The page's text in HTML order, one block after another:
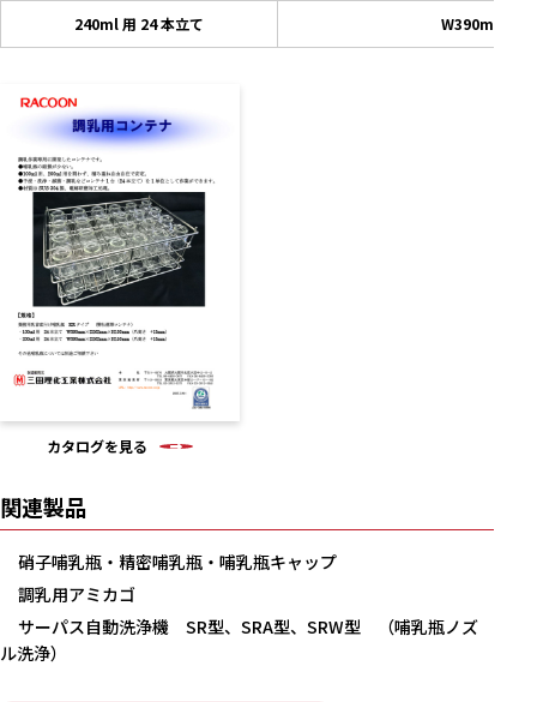
240ml 用 24 本立て
カタログを見る
関連製品
硝子哺乳瓶・精密哺乳瓶・哺乳瓶キャップ
調乳用アミカゴ
サーパス自動洗浄機 SR型、SRA型、SRW型 （哺乳瓶ノズ
ル洗浄）